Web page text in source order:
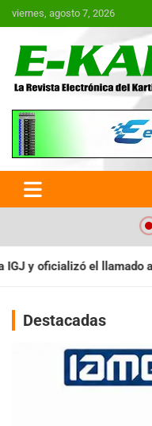
Saltar
al
viernes, agosto 7, 2026
E-
Electrónica
Argentina
General Ordinaria
Destacadas